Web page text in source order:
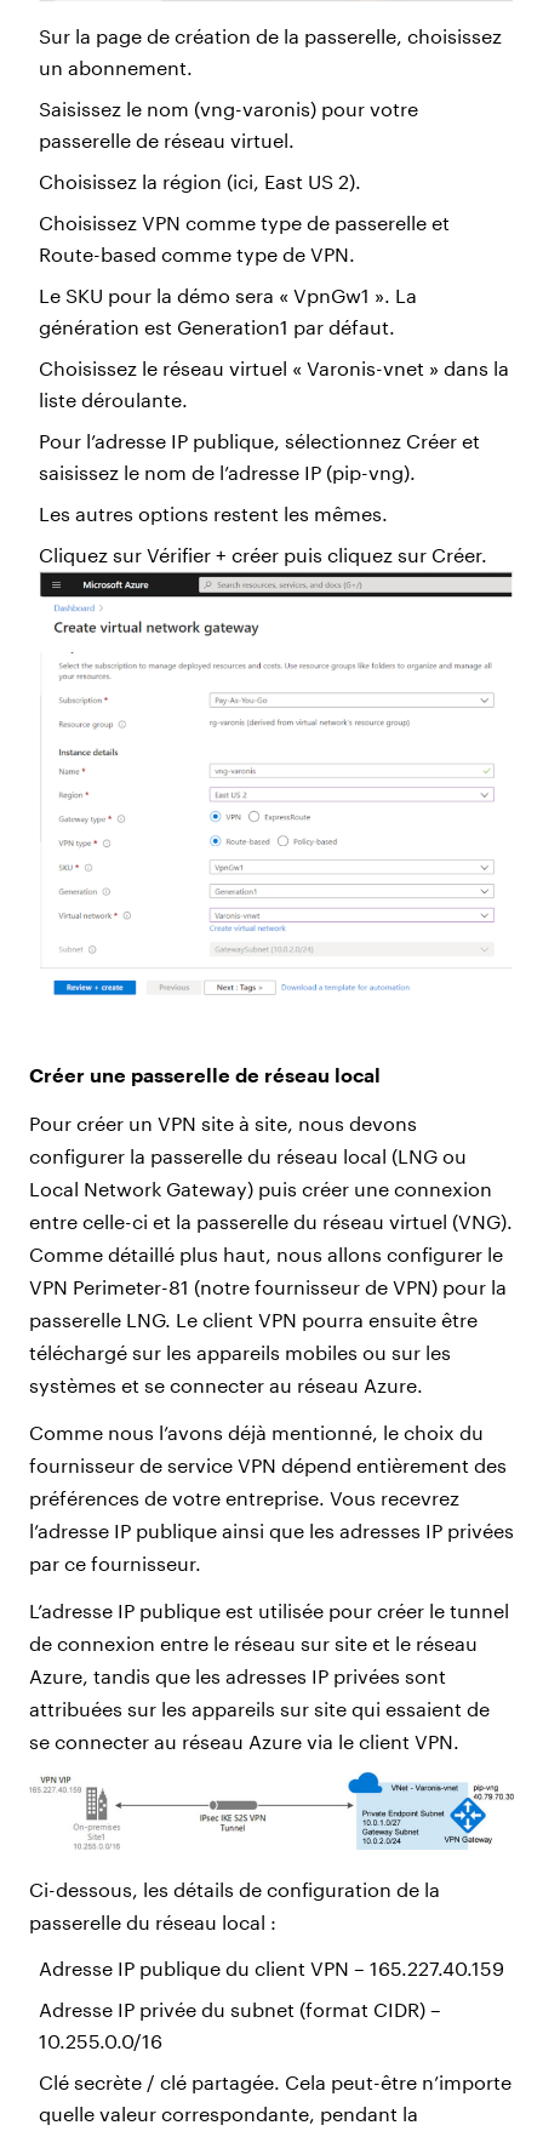
Sur la page de création de la passerelle, choisissez
un abonnement.
Saisissez le nom (vng-varonis) pour votre
passerelle de réseau virtuel.
Choisissez la région (ici, East US 2).
Choisissez VPN comme type de passerelle et
Route-based comme type de VPN.
Le SKU pour la démo sera « VpnGw1 ». La
génération est Generation1 par défaut.
Choisissez le réseau virtuel « Varonis-vnet » dans la
liste déroulante.
Pour l’adresse IP publique, sélectionnez Créer et
saisissez le nom de l’adresse IP (pip-vng).
Les autres options restent les mêmes.
Cliquez sur Vérifier + créer puis cliquez sur Créer.
Créer une passerelle de réseau local
Pour créer un VPN site à site, nous devons
configurer la passerelle du réseau local (LNG ou
Local Network Gateway) puis créer une connexion
entre celle-ci et la passerelle du réseau virtuel (VNG).
Comme détaillé plus haut, nous allons configurer le
VPN Perimeter-81 (notre fournisseur de VPN) pour la
passerelle LNG. Le client VPN pourra ensuite être
téléchargé sur les appareils mobiles ou sur les
systèmes et se connecter au réseau Azure.
Comme nous l’avons déjà mentionné, le choix du
fournisseur de service VPN dépend entièrement des
préférences de votre entreprise. Vous recevrez
l’adresse IP publique ainsi que les adresses IP privées
par ce fournisseur.
L’adresse IP publique est utilisée pour créer le tunnel
de connexion entre le réseau sur site et le réseau
Azure, tandis que les adresses IP privées sont
attribuées sur les appareils sur site qui essaient de
se connecter au réseau Azure via le client VPN.
Ci-dessous, les détails de configuration de la
passerelle du réseau local :
Adresse IP publique du client VPN – 165.227.40.159
Adresse IP privée du subnet (format CIDR) –
10.255.0.0/16
Clé secrète / clé partagée. Cela peut-être n’importe
quelle valeur correspondante, pendant la